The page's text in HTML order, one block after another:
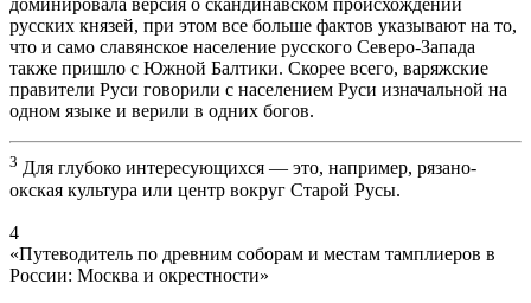
доминировала версия о скандинавском происхождении
русских князей, при этом все больше фактов указывают на то,
что и само славянское население русского Северо-Запада
также пришло с Южной Балтики. Скорее всего, варяжские
правители Руси говорили с населением Руси изначальной на
одном языке и верили в одних богов.
3 Для глубоко интересующихся — это, например, рязано-
окская культура или центр вокруг Старой Русы.
4
«Путеводитель по древним соборам и местам тамплиеров в
России: Москва и окрестности»